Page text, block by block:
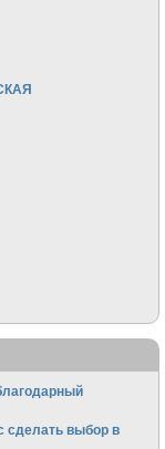
сделать выбор в